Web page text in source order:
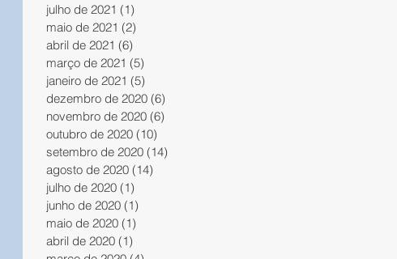
julho de 2021 (1)
maio de 2021 (2)
abril de 2021 (6)
março de 2021 (5)
janeiro de 2021 (5)
dezembro de 2020 (6)
novembro de 2020 (6)
outubro de 2020 (10)
setembro de 2020 (14)
agosto de 2020 (14)
julho de 2020 (1)
junho de 2020 (1)
maio de 2020 (1)
abril de 2020 (1)